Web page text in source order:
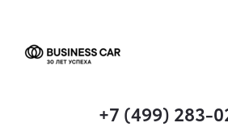
+7 (499) 283-